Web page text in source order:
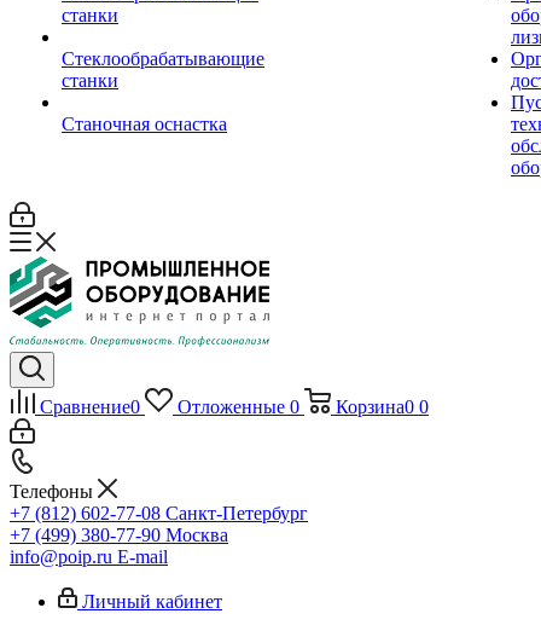
станки
Стеклообрабатывающие
станки
Станочная оснастка
Сравнение0 Отложенные 0 Корзина0 0
Телефоны
+7 (812) 602-77-08 Санкт-Петербург
+7 (499) 380-77-90 Москва
info@poip.ru E-mail
Личный кабинет